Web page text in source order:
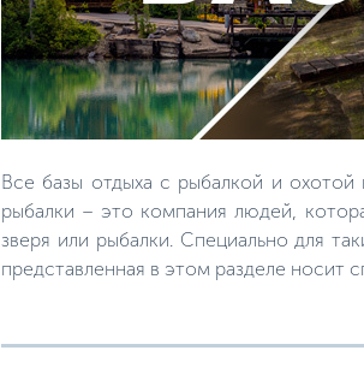
Все базы отдыха с рыбалкой и
рыбалки – это компания людей,
зверя или рыбалки. Специально для
представленная в этом разделе носит